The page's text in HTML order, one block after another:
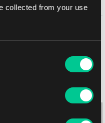
collected from your use